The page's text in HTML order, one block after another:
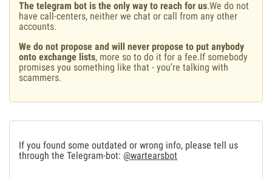
The telegram bot is the only way to reach for us.We do not
have call-centers, neither we chat or call from any other
accounts.
We do not propose and will never propose to put anybody
onto exchange lists, more so to do it for a fee.If somebody
promises you something like that - you're talking with
scammers.
If you found some outdated or wrong info, please tell us
through the Telegram-bot: @wartearsbot